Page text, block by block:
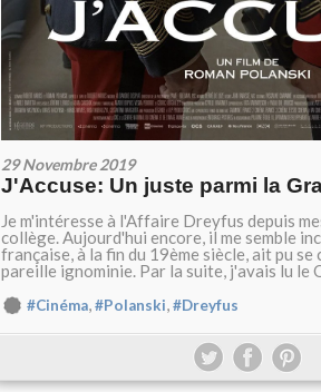
29 Novembre 2019
J'Accuse: Un juste parmi la
Je m'intéresse à l'Affaire Dreyfus depuis
collège. Aujourd'hui encore, il me semble
française, à la fin du 19ème siècle, ait pu
pareille ignominie. Par la suite, j'avais lu le
#Cinéma,#Polanski,#Dreyfus